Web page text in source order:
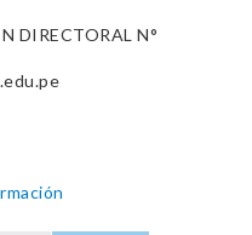
DIRECTORAL N°